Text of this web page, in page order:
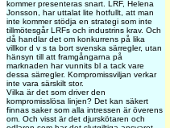
kommer presenteras snart. LRF, Helena
Jonsson, har uttalat lite hotfullt, att man
inte kommer stödja en strategi som inte
tillmötesgår LRFs och industrins krav. Och
då handlar det om konkurrens på lika
villkor d v s ta bort svenska särregler, utan
hänsyn till att framgångarna på
marknaden har vunnits bl a tack vare
dessa särregler. Kompromissviljan verkar
inte vara särskilt stor.
Vilka är det som driver den
kompromisslösa linjen? Det kan säkert
finnas saker som alla intressen är överens
om. Och visst är det djurskötaren och